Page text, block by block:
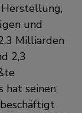
und
Milliarden
2,3
hat seinen